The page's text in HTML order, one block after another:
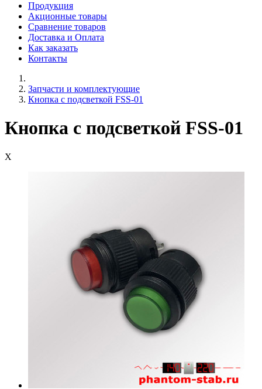
Продукция
Акционные товары
Сравнение товаров
Доставка и Оплата
Как заказать
Контакты
Запчасти и комплектующие
Кнопка с подсветкой FSS-01
Кнопка с подсветкой FSS-01
X